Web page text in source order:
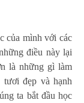
của mình với các
điều này lại
là những gì làm
tươi đẹp và hạnh
ta bắt đầu học